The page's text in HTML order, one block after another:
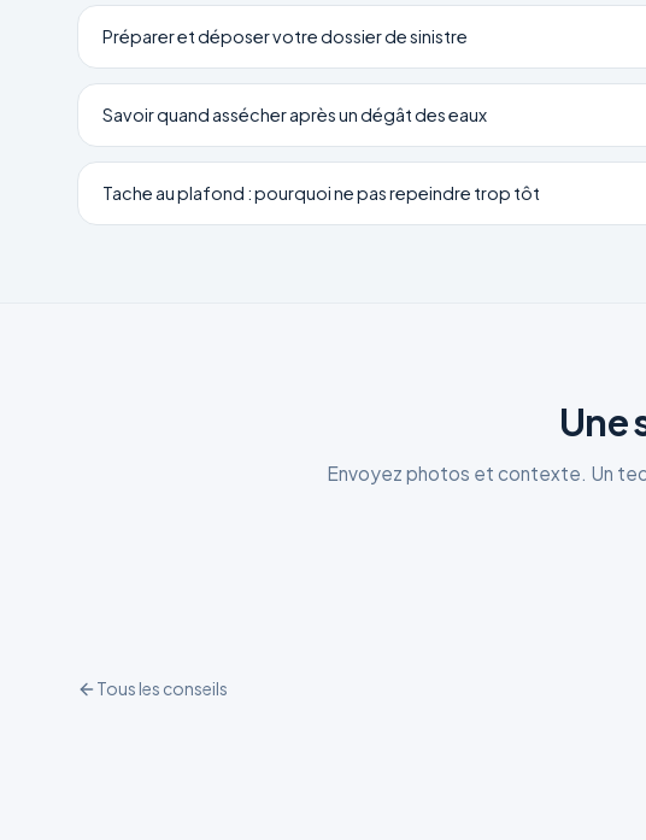
Préparer et déposer votre dossier de sinistre
Savoir quand assécher après un dégât des eaux
Tache au plafond : pourquoi ne pas repeindre trop tôt
Une
Envoyez photos et contexte. Un
Tous les conseils